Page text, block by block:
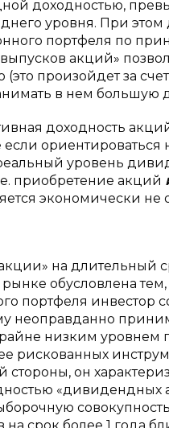
доходностью,
уровня. При
портфеля по
акций»
произойдет за счет
в нем большую
доходность
если
уровень
приобретение акций
экономически не
на длительный
обусловлена
портфеля инвестор
неоправданно
низким уровнем
рискованных
он
«дивидендных
совокупность,